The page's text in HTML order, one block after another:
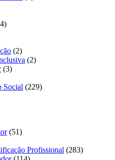
(2)
(2)
(3)
Social (229)
(51)
Profissional (283)